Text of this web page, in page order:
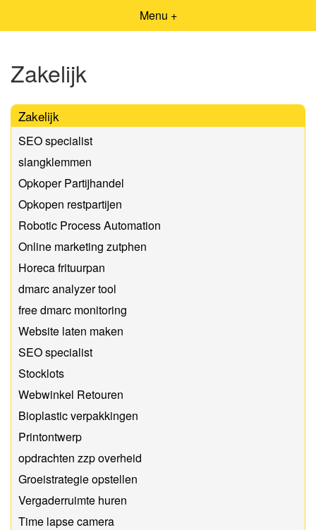
Menu +
Zakelijk
Zakelijk
SEO specialist
slangklemmen
Opkoper Partijhandel
Opkopen restpartijen
Robotic Process Automation
Online marketing zutphen
Horeca frituurpan
dmarc analyzer tool
free dmarc monitoring
Website laten maken
SEO specialist
Stocklots
Webwinkel Retouren
Bioplastic verpakkingen
Printontwerp
opdrachten zzp overheid
Groeistrategie opstellen
Vergaderruimte huren
Time lapse camera